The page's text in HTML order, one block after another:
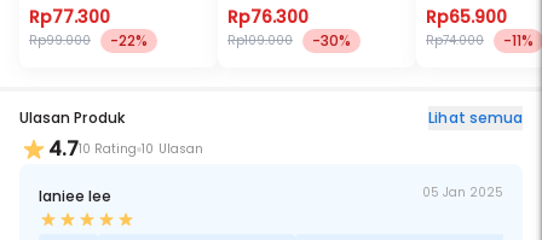
Rp77.300
Rp99.000 -22%
Rp76.300
Rp109.000 -30%
Rp65.900
Rp74.000 -11%
Ulasan Produk Lihat semua
4.710 Rating 10 Ulasan
laniee lee 05 Jan 2025